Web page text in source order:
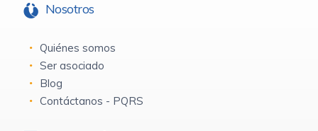
Nosotros
Quiénes somos
Ser asociado
Blog
Contáctanos - PQRS